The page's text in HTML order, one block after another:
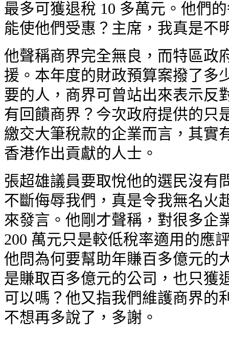
最多可獲退稅 10 多萬元。他們
能使他們受惠？主席，我真是不
他聲稱商界完全無良，而特區政
援。本年度的財政預算案撥了多
要的人，商界可曾站出來表示反
有回饋商界？今次政府提供的只
繳交大筆稅款的企業而言，其實
香港作出貢獻的人士。
張超雄議員要取悅他的選民沒有
不斷侮辱我們，真是令我無名火
來發言。他剛才聲稱，對很多企
200 萬元只是較低稅率適用的應
他問為何要幫助年賺百多億元的
是賺取百多億元的公司，也只獲
可以嗎？他又指我們維護商界的
不想再多說了，多謝。